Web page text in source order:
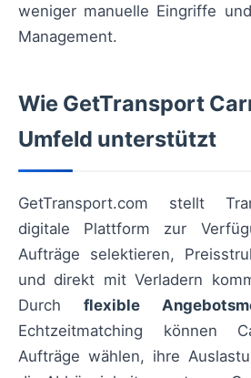
weniger manuelle Eingriffe
Management.
Wie GetTransport
Umfeld unterstützt
GetTransport.com stellt
digitale Plattform zur
Aufträge selektieren,
und direkt mit Verladern
Durch flexible
Echtzeitmatching können
Aufträge wählen, ihre